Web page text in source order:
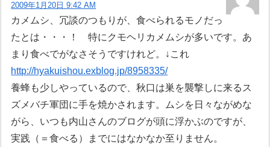
2009年1月20日 9:42 AM
カメムシ、冗談のつもりが、食べられるモノだっ
たとは・・・！ 特にクモヘリカメムシが多いです。あ
まり食べでがなさそうですけれど。↓これ
http://hyakuishou.exblog.jp/8958335/
養蜂も少しやっているので、秋口は巣を襲撃しに来るス
ズメバチ軍団に手を焼かされます。ムシを日々ながめな
がら、いつも内山さんのブログが頭に浮かぶのですが、
実践（＝食べる）までにはなかなか至りません。